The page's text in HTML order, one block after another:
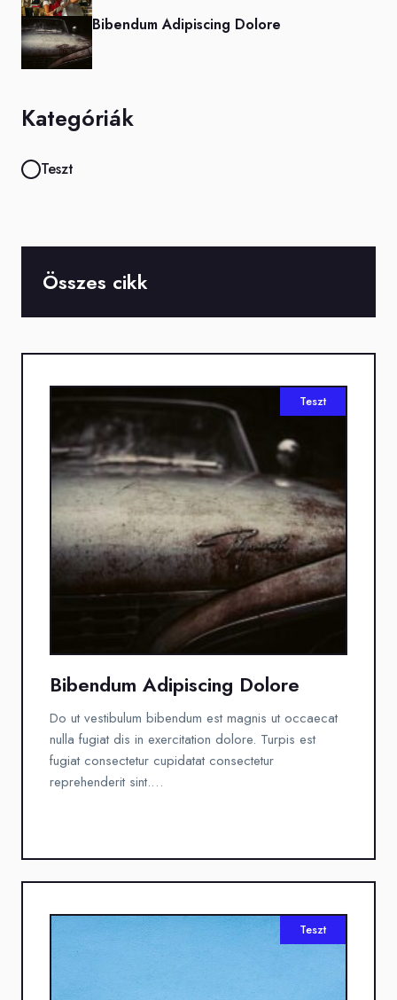
Bibendum Adipiscing Dolore
Kategóriák
Teszt
Összes cikk
Teszt
Bibendum Adipiscing Dolore
Do ut vestibulum bibendum est magnis ut occaecat
nulla fugiat dis in exercitation dolore. Turpis est
fugiat consectetur cupidatat consectetur
reprehenderit sint.…
Teszt